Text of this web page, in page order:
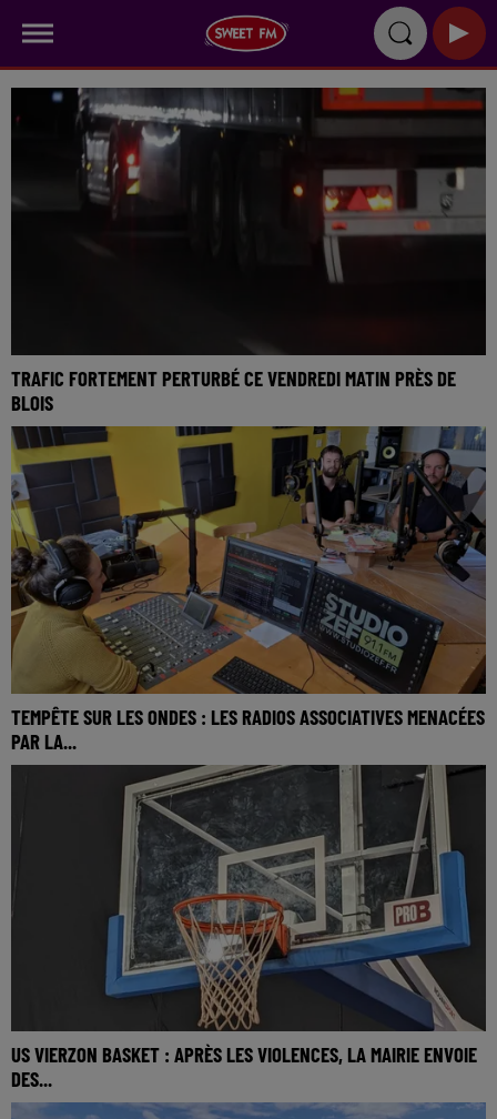
TRAFIC FORTEMENT PERTURBÉ CE VENDREDI MATIN PRÈS DE
BLOIS
TEMPÊTE SUR LES ONDES : LES RADIOS ASSOCIATIVES MENACÉES
PAR LA...
US VIERZON BASKET : APRÈS LES VIOLENCES, LA MAIRIE ENVOIE
DES...